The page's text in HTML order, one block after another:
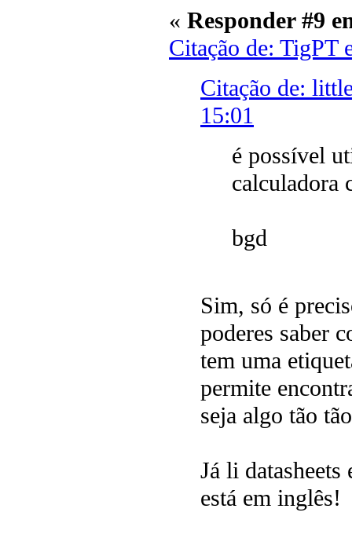
« Responder #9
Citação de: TigPT
Citação de:
15:01
é possível
calculadora
bgd
Sim, só é
poderes saber
tem uma
permite
seja algo tão
Já li datasheets
está em inglês!